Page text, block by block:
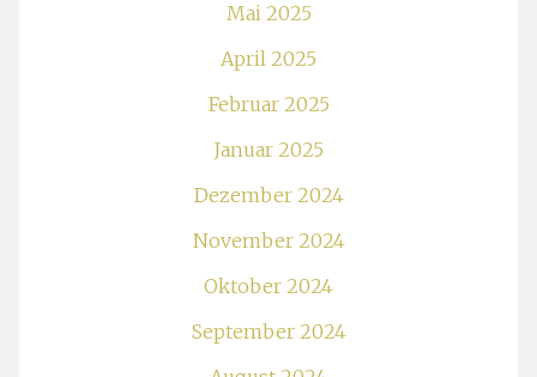
Mai 2025
April 2025
Februar 2025
Januar 2025
Dezember 2024
November 2024
Oktober 2024
September 2024